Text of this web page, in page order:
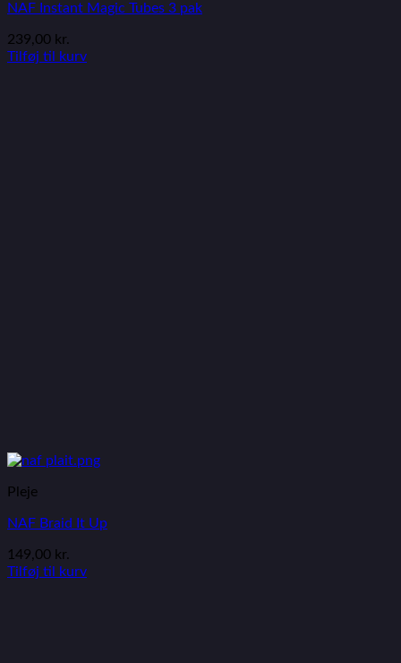
NAF Instant Magic Tubes 3 pak
239,00 kr.
Tilføj til kurv
Pleje
NAF Braid It Up
149,00 kr.
Tilføj til kurv